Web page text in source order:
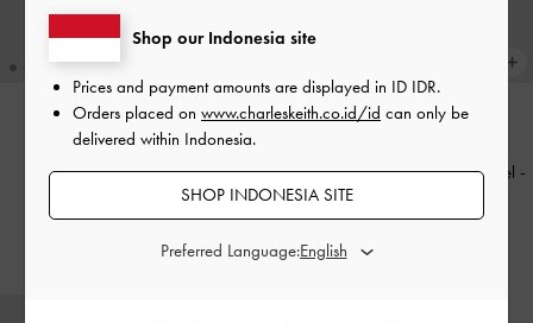
BACK IN STOCK
Dompet Top Zip Small-Oat
IDR499,000
Dompet Panjang Front Flap Muriel -
Shop our Indonesia site
Prices and payment amounts are displayed in ID IDR.
Orders placed on www.charleskeith.co.id/id can only be
delivered within Indonesia.
SHOP INDONESIA SITE
Preferred Language: